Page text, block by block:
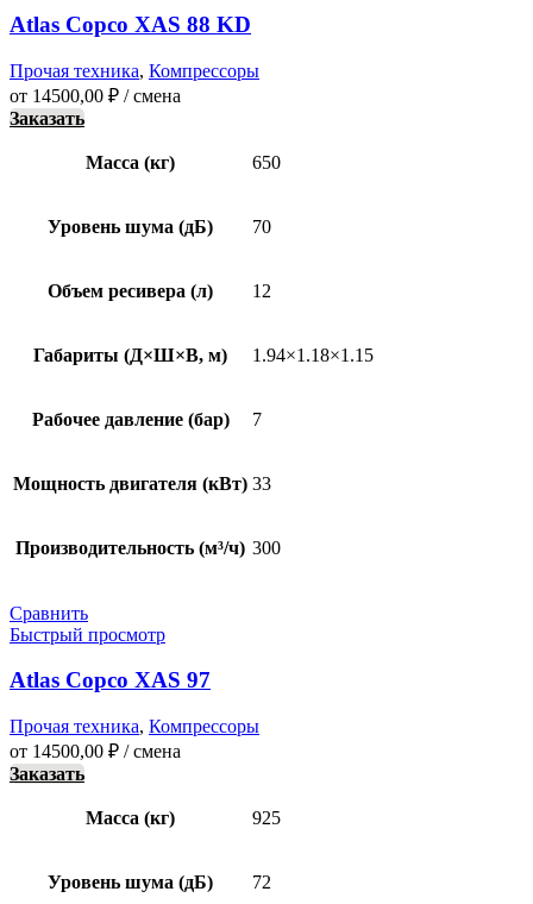
Atlas Copco XAS 88 KD
Прочая техника, Компрессоры
от 14500,00 ₽ / смена
Заказать
Масса (кг) 650
Уровень шума (дБ) 70
Объем ресивера (л) 12
Габариты (Д×Ш×В, м) 1.94×1.18×1.15
Рабочее давление (бар) 7
Мощность двигателя (кВт) 33
Производительность (м³/ч) 300
Сравнить
Быстрый просмотр
Atlas Copco XAS 97
Прочая техника, Компрессоры
от 14500,00 ₽ / смена
Заказать
Масса (кг) 925
Уровень шума (дБ) 72